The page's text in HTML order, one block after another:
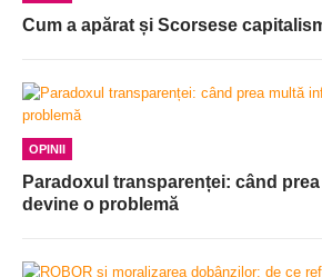
Cum a apărat și Scorsese
OPINII
Paradoxul transparenței: când
devine o problemă